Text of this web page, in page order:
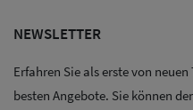
Baseball
NEWSLETTER
Erfahren Sie als erste von
besten Angebote. Sie können